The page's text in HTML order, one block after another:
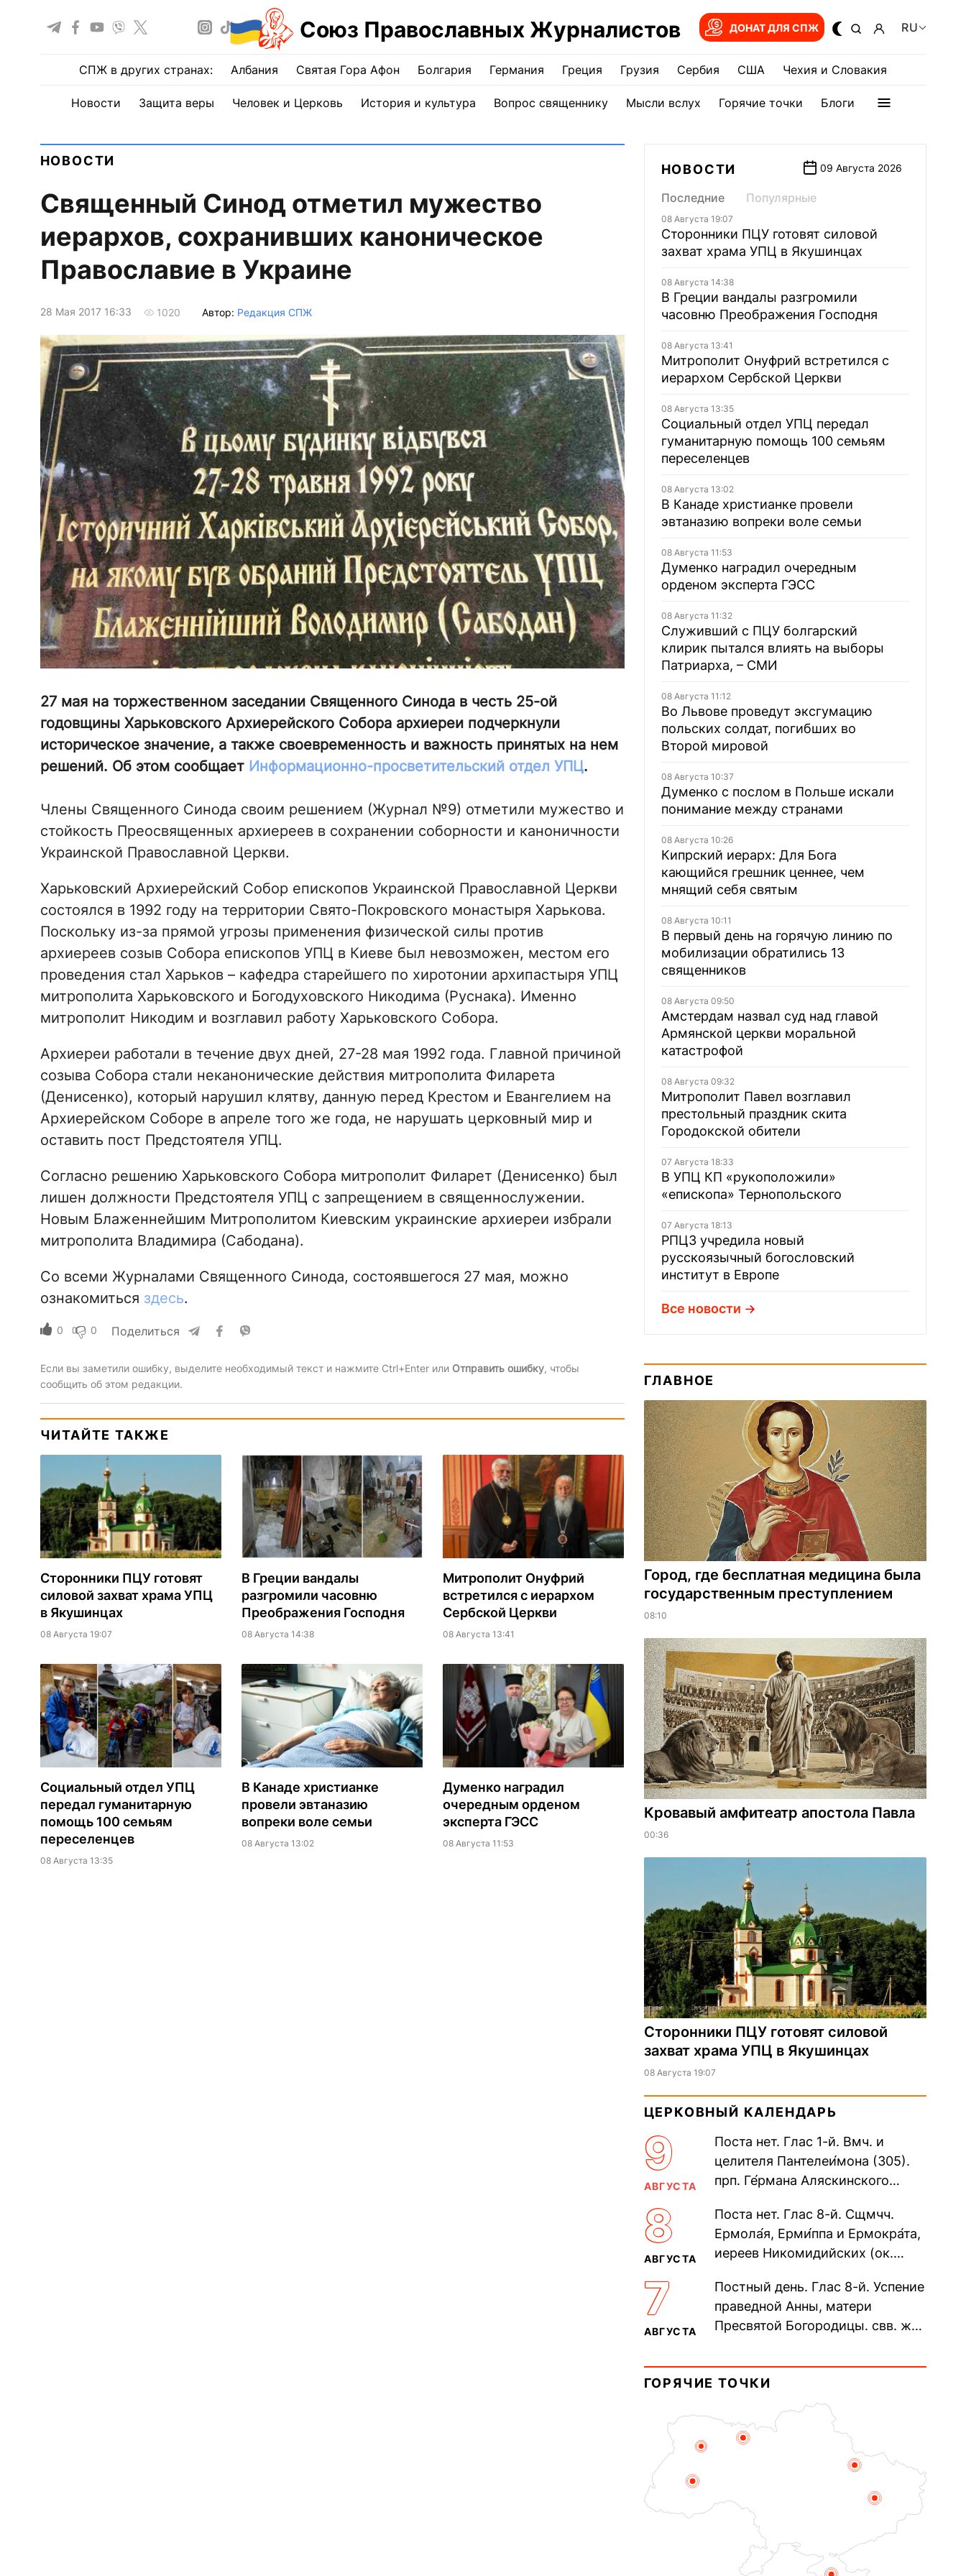
Союз Православных Журналистов ДОНАТ ДЛЯ СПЖ RU
СПЖ в других странах: Албания Святая Гора Афон Болгария Германия Греция Грузия Сербия США Чехия и Словакия
Новости Защита веры Человек и Церковь История и культура Вопрос священнику Мысли вслух Горячие точки Блоги
НОВОСТИ
Священный Синод отметил мужество
иерархов, сохранивших каноническое
Православие в Украине
28 Мая 2017 16:33 1020 Автор: Редакция СПЖ
27 мая на торжественном заседании Священного Синода в честь 25-ой
годовщины Харьковского Архиерейского Собора архиереи подчеркнули
историческое значение, а также своевременность и важность принятых на нем
решений. Об этом сообщает Информационно-просветительский отдел УПЦ.
Члены Священного Синода своим решением (Журнал №9) отметили мужество и
стойкость Преосвященных архиереев в сохранении соборности и каноничности
Украинской Православной Церкви.
Харьковский Архиерейский Собор епископов Украинской Православной Церкви
состоялся в 1992 году на территории Свято-Покровского монастыря Харькова.
Поскольку из-за прямой угрозы применения физической силы против
архиереев созыв Собора епископов УПЦ в Киеве был невозможен, местом его
проведения стал Харьков – кафедра старейшего по хиротонии архипастыря УПЦ
митрополита Харьковского и Богодуховского Никодима (Руснака). Именно
митрополит Никодим и возглавил работу Харьковского Собора.
Архиереи работали в течение двух дней, 27-28 мая 1992 года. Главной причиной
созыва Собора стали неканонические действия митрополита Филарета
(Денисенко), который нарушил клятву, данную перед Крестом и Евангелием на
Архиерейском Соборе в апреле того же года, не нарушать церковный мир и
оставить пост Предстоятеля УПЦ.
Согласно решению Харьковского Собора митрополит Филарет (Денисенко) был
лишен должности Предстоятеля УПЦ с запрещением в священнослужении.
Новым Блаженнейшим Митрополитом Киевским украинские архиереи избрали
митрополита Владимира (Сабодана).
Со всеми Журналами Священного Синода, состоявшегося 27 мая, можно
ознакомиться здесь.
0 0 Поделиться
Если вы заметили ошибку, выделите необходимый текст и нажмите Ctrl+Enter или Отправить ошибку, чтобы
сообщить об этом редакции.
ЧИТАЙТЕ ТАКЖЕ
Сторонники ПЦУ готовят
силовой захват храма УПЦ
в Якушинцах
08 Августа 19:07
В Греции вандалы
разгромили часовню
Преображения Господня
08 Августа 14:38
Митрополит Онуфрий
встретился с иерархом
Сербской Церкви
08 Августа 13:41
Социальный отдел УПЦ
передал гуманитарную
помощь 100 семьям
переселенцев
08 Августа 13:35
В Канаде христианке
провели эвтаназию
вопреки воле семьи
08 Августа 13:02
Думенко наградил
очередным орденом
эксперта ГЭСС
08 Августа 11:53
НОВОСТИ 09 Августа 2026
Последние Популярные
08 Августа 19:07
Сторонники ПЦУ готовят силовой
захват храма УПЦ в Якушинцах
08 Августа 14:38
В Греции вандалы разгромили
часовню Преображения Господня
08 Августа 13:41
Митрополит Онуфрий встретился с
иерархом Сербской Церкви
08 Августа 13:35
Социальный отдел УПЦ передал
гуманитарную помощь 100 семьям
переселенцев
08 Августа 13:02
В Канаде христианке провели
эвтаназию вопреки воле семьи
08 Августа 11:53
Думенко наградил очередным
орденом эксперта ГЭСС
08 Августа 11:32
Служивший с ПЦУ болгарский
клирик пытался влиять на выборы
Патриарха, – СМИ
08 Августа 11:12
Во Львове проведут эксгумацию
польских солдат, погибших во
Второй мировой
08 Августа 10:37
Думенко с послом в Польше искали
понимание между странами
08 Августа 10:26
Кипрский иерарх: Для Бога
кающийся грешник ценнее, чем
мнящий себя святым
08 Августа 10:11
В первый день на горячую линию по
мобилизации обратились 13
священников
08 Августа 09:50
Амстердам назвал суд над главой
Армянской церкви моральной
катастрофой
08 Августа 09:32
Митрополит Павел возглавил
престольный праздник скита
Городокской обители
07 Августа 18:33
В УПЦ КП «рукоположили»
«епископа» Тернопольского
07 Августа 18:13
РПЦЗ учредила новый
русскоязычный богословский
институт в Европе
Все новости
ГЛАВНОЕ
Город, где бесплатная медицина была
государственным преступлением
08:10
​Кровавый амфитеатр апостола Павла
00:36
Сторонники ПЦУ готовят силовой
захват храма УПЦ в Якушинцах
08 Августа 19:07
ЦЕРКОВНЫЙ КАЛЕНДАРЬ
9
АВГУСТА
Поста нет. Глас 1-й. Вмч. и
целителя Пантелеи́мона (305).
прп. Ге́рмана Аляскинского
Николая Кочанова, Христа
ради...
8
АВГУСТА
Поста нет. Глас 8-й. Сщмчч.
Ермола́я, Ерми́ппа и Ермокра́та,
иереев Никомидийских (ок.
Печерского, в Ближних
пещерах...
7
АВГУСТА
Постный день. Глас 8-й. Успение
праведной Анны, матери
Пресвятой Богородицы. свв. жен
прп. Евпракси́и девы,...
ГОРЯЧИЕ ТОЧКИ